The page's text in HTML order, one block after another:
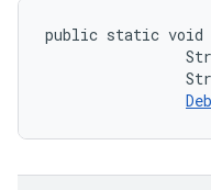
public static void